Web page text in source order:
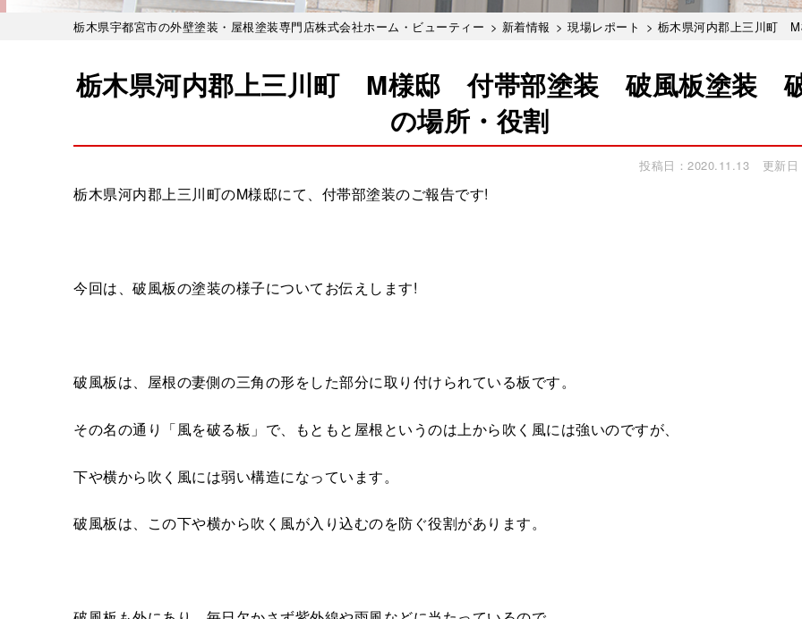
栃木県宇都宮市の外壁塗装・屋根塗装専門店株式会社ホーム・ビューティー > 新着情報 > 現場レポート > 栃木県河内郡上三川町
栃木県河内郡上三川町 M様邸 付帯部塗装 破風板塗装
の場所・役割
投稿日：2020.11.13 更新
栃木県河内郡上三川町のM様邸にて、付帯部塗装のご報告です!
今回は、破風板の塗装の様子についてお伝えします!
破風板は、屋根の妻側の三角の形をした部分に取り付けられている板です。
その名の通り「風を破る板」で、もともと屋根というのは上から吹く風には強いのですが、
下や横から吹く風には弱い構造になっています。
破風板は、この下や横から吹く風が入り込むのを防ぐ役割があります。